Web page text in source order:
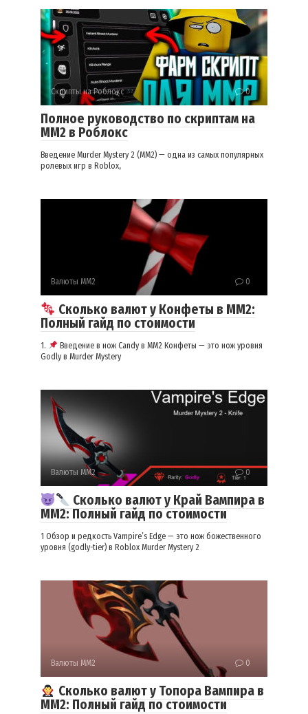
Скрипты на Роблокс 0
Полное руководство по скриптам на
ММ2 в Роблокс
Введение Murder Mystery 2 (MM2) — одна из самых популярных
ролевых игр в Roblox,
Валюты ММ2 0
Сколько валют у Конфеты в ММ2:
Полный гайд по стоимости
1.
Введение в нож Candy в MM2 Конфеты — это нож уровня
Godly в Murder Mystery
Валюты ММ2 0
Сколько валют у Край Вампира в
ММ2: Полный гайд по стоимости
1 Обзор и редкость Vampire’s Edge — это нож божественного
уровня (godly-tier) в Roblox Murder Mystery 2
Валюты ММ2 0
Сколько валют у Топора Вампира в
ММ2: Полный гайд по стоимости